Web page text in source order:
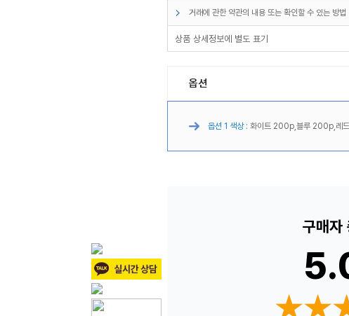
거래에 관한 약관의 내용 또는 확인할 수 있는 방법
상품 상세정보에 별도 표기
옵션
옵션 1 색상 : 화이트 200p,블루 200p,레
구매자